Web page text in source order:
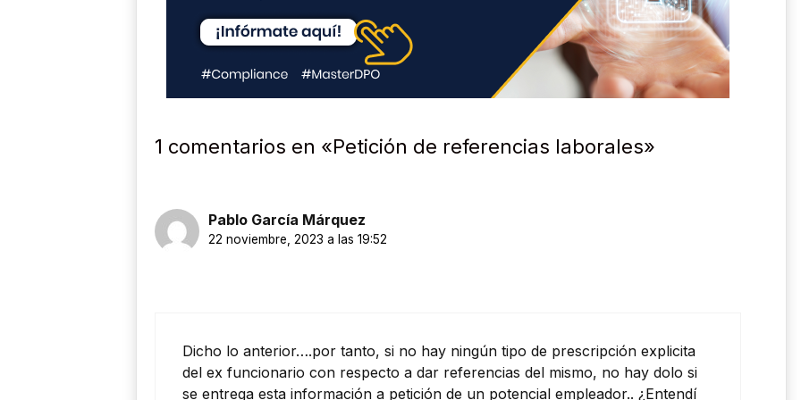
1 comentarios en «Petición de referencias laborales»
Pablo García Márquez
22 noviembre, 2023 a las 19:52
Dicho lo anterior….por tanto, si no hay ningún tipo de prescripción explicita
del ex funcionario con respecto a dar referencias del mismo, no hay dolo si
se entrega esta información a petición de un potencial empleador.. ¿Entendí